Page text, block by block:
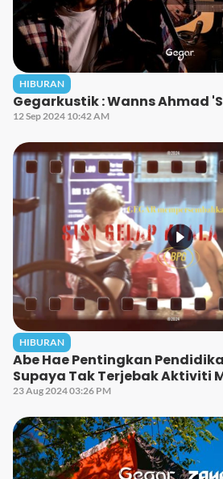
HIBURAN
Gegarkustik : Wanns Ahmad
12 Sep 2024 10:42 AM
HIBURAN
Abe Hae Pentingkan
Supaya Tak Terjebak Aktiviti
23 Aug 2024 03:26 PM